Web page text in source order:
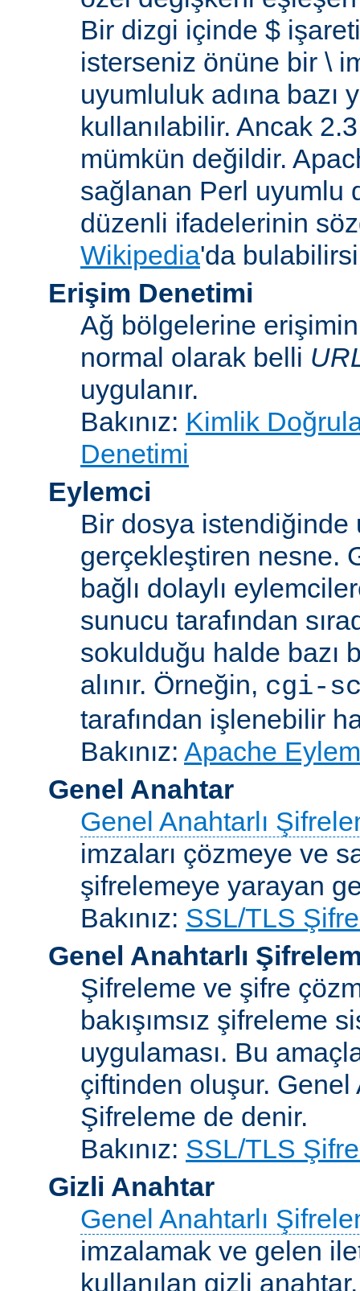
Bir dizgi içinde $
isterseniz önüne bir \
uyumluluk adına
kullanılabilir. Ancak
mümkün değildir.
sağlanan Perl uyumlu
düzenli ifadelerinin
Wikipedia'da
Erişim Denetimi
Ağ bölgelerine erişimin
normal olarak belli
uygulanır.
Bakınız: Kimlik
Denetimi
Eylemci
Bir dosya
gerçekleştiren nesne.
bağlı dolaylı
sunucu tarafından
sokulduğu halde bazı
alınır. Örneğin, cgi-
tarafından işlenebilir
Bakınız: Apache
Genel Anahtar
Genel Anahtarlı
imzaları çözmeye ve
şifrelemeye yarayan
Bakınız: SSL/TLS
Genel Anahtarlı
Şifreleme ve şifre
bakışımsız şifreleme
uygulaması. Bu
çiftinden oluşur. Genel
Şifreleme de denir.
Bakınız: SSL/TLS
Gizli Anahtar
Genel Anahtarlı
imzalamak ve gelen
kullanılan gizli anahtar.